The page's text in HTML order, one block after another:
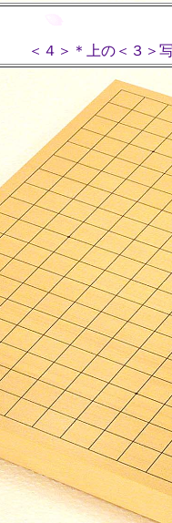
＜４＞＊上の＜３＞